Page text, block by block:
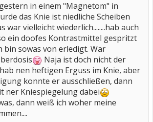
in einem "Magnetom" in
das Knie ist niedliche Scheiben
war vielleicht wiederlich........hab auch
ein doofes Kontrastmittel gespritzt
bin sowas von erledigt. War
Naja ist doch nicht der
nen heftigen Erguss im Knie, aber
konnte er ausschließen, dann
ner Kniespiegelung dabei
dann weiß ich woher meine